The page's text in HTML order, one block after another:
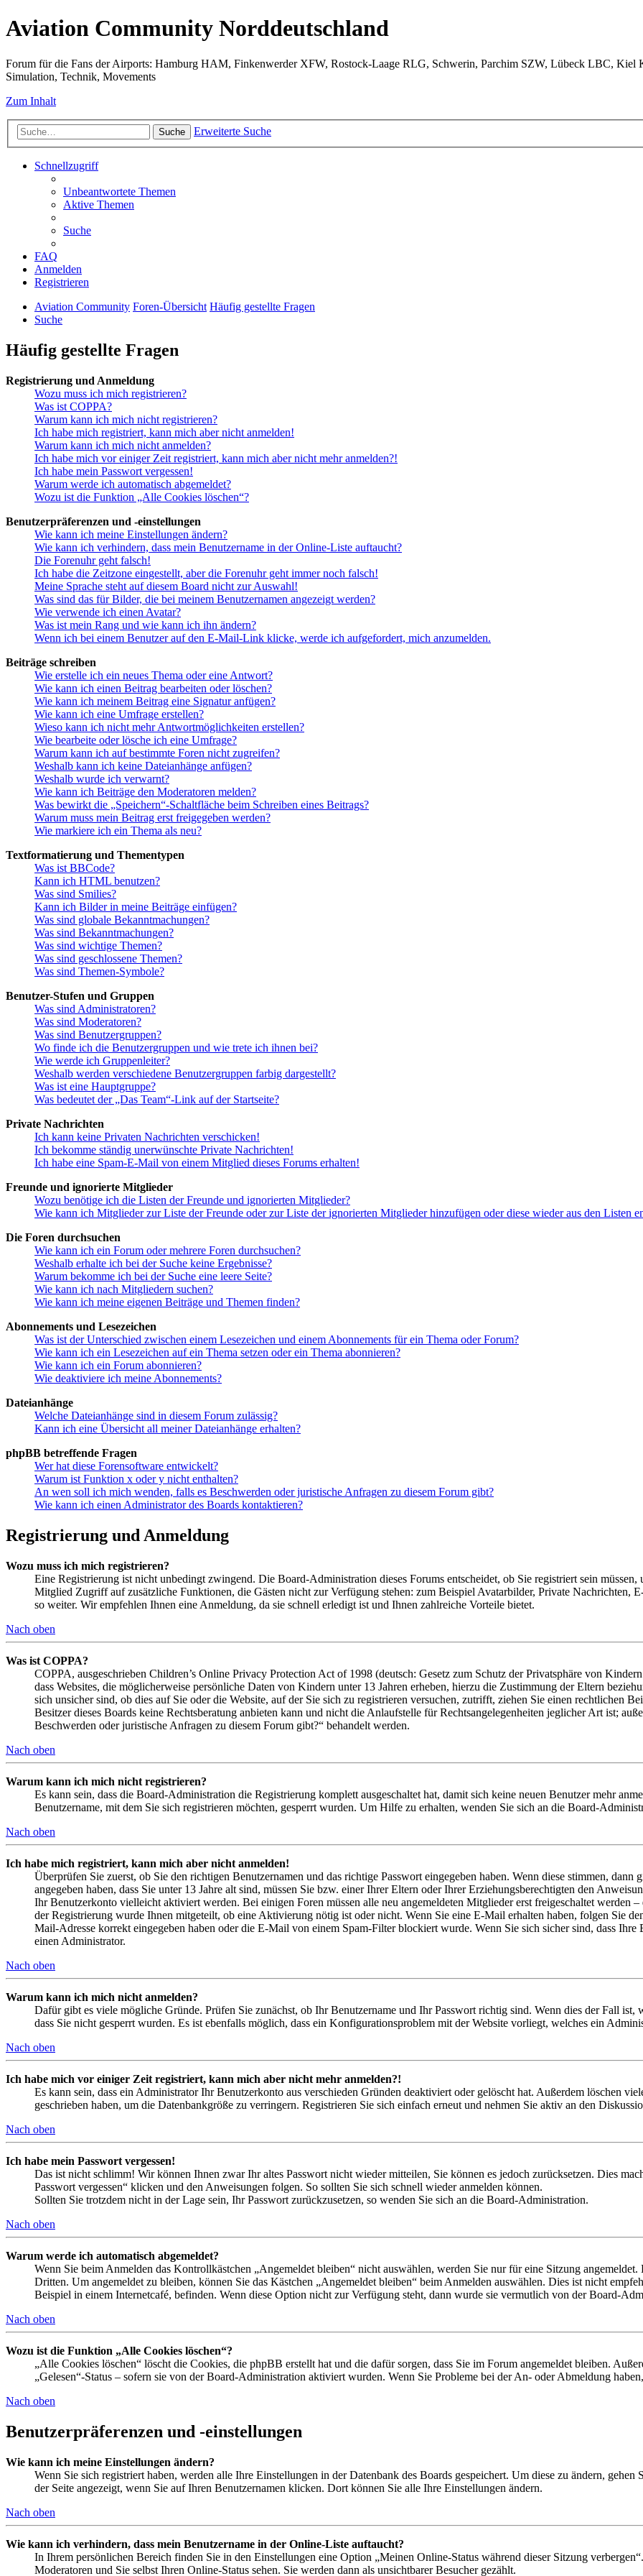
Aviation Community Norddeutschland
Forum für die Fans der Airports: Hamburg HAM, Finkenwerder XFW, Rostock-Laage RLG, Schwerin, Parchim SZW, Lübeck LBC, Kiel
Simulation, Technik, Movements
Zum Inhalt
Suche Erweiterte Suche
Schnellzugriff
Unbeantwortete Themen
Aktive Themen
Suche
FAQ
Anmelden
Registrieren
Aviation Community Foren-Übersicht Häufig gestellte Fragen
Suche
Häufig gestellte Fragen
Registrierung und Anmeldung
Wozu muss ich mich registrieren?
Was ist COPPA?
Warum kann ich mich nicht registrieren?
Ich habe mich registriert, kann mich aber nicht anmelden!
Warum kann ich mich nicht anmelden?
Ich habe mich vor einiger Zeit registriert, kann mich aber nicht mehr anmelden?!
Ich habe mein Passwort vergessen!
Warum werde ich automatisch abgemeldet?
Wozu ist die Funktion „Alle Cookies löschen“?
Benutzerpräferenzen und -einstellungen
Wie kann ich meine Einstellungen ändern?
Wie kann ich verhindern, dass mein Benutzername in der Online-Liste auftaucht?
Die Forenuhr geht falsch!
Ich habe die Zeitzone eingestellt, aber die Forenuhr geht immer noch falsch!
Meine Sprache steht auf diesem Board nicht zur Auswahl!
Was sind das für Bilder, die bei meinem Benutzernamen angezeigt werden?
Wie verwende ich einen Avatar?
Was ist mein Rang und wie kann ich ihn ändern?
Wenn ich bei einem Benutzer auf den E-Mail-Link klicke, werde ich aufgefordert, mich anzumelden.
Beiträge schreiben
Wie erstelle ich ein neues Thema oder eine Antwort?
Wie kann ich einen Beitrag bearbeiten oder löschen?
Wie kann ich meinem Beitrag eine Signatur anfügen?
Wie kann ich eine Umfrage erstellen?
Wieso kann ich nicht mehr Antwortmöglichkeiten erstellen?
Wie bearbeite oder lösche ich eine Umfrage?
Warum kann ich auf bestimmte Foren nicht zugreifen?
Weshalb kann ich keine Dateianhänge anfügen?
Weshalb wurde ich verwarnt?
Wie kann ich Beiträge den Moderatoren melden?
Was bewirkt die „Speichern“-Schaltfläche beim Schreiben eines Beitrags?
Warum muss mein Beitrag erst freigegeben werden?
Wie markiere ich ein Thema als neu?
Textformatierung und Thementypen
Was ist BBCode?
Kann ich HTML benutzen?
Was sind Smilies?
Kann ich Bilder in meine Beiträge einfügen?
Was sind globale Bekanntmachungen?
Was sind Bekanntmachungen?
Was sind wichtige Themen?
Was sind geschlossene Themen?
Was sind Themen-Symbole?
Benutzer-Stufen und Gruppen
Was sind Administratoren?
Was sind Moderatoren?
Was sind Benutzergruppen?
Wo finde ich die Benutzergruppen und wie trete ich ihnen bei?
Wie werde ich Gruppenleiter?
Weshalb werden verschiedene Benutzergruppen farbig dargestellt?
Was ist eine Hauptgruppe?
Was bedeutet der „Das Team“-Link auf der Startseite?
Private Nachrichten
Ich kann keine Privaten Nachrichten verschicken!
Ich bekomme ständig unerwünschte Private Nachrichten!
Ich habe eine Spam-E-Mail von einem Mitglied dieses Forums erhalten!
Freunde und ignorierte Mitglieder
Wozu benötige ich die Listen der Freunde und ignorierten Mitglieder?
Wie kann ich Mitglieder zur Liste der Freunde oder zur Liste der ignorierten Mitglieder hinzufügen oder diese wieder aus den Listen
Die Foren durchsuchen
Wie kann ich ein Forum oder mehrere Foren durchsuchen?
Weshalb erhalte ich bei der Suche keine Ergebnisse?
Warum bekomme ich bei der Suche eine leere Seite?
Wie kann ich nach Mitgliedern suchen?
Wie kann ich meine eigenen Beiträge und Themen finden?
Abonnements und Lesezeichen
Was ist der Unterschied zwischen einem Lesezeichen und einem Abonnements für ein Thema oder Forum?
Wie kann ich ein Lesezeichen auf ein Thema setzen oder ein Thema abonnieren?
Wie kann ich ein Forum abonnieren?
Wie deaktiviere ich meine Abonnements?
Dateianhänge
Welche Dateianhänge sind in diesem Forum zulässig?
Kann ich eine Übersicht all meiner Dateianhänge erhalten?
phpBB betreffende Fragen
Wer hat diese Forensoftware entwickelt?
Warum ist Funktion x oder y nicht enthalten?
An wen soll ich mich wenden, falls es Beschwerden oder juristische Anfragen zu diesem Forum gibt?
Wie kann ich einen Administrator des Boards kontaktieren?
Registrierung und Anmeldung
Wozu muss ich mich registrieren?
Eine Registrierung ist nicht unbedingt zwingend. Die Board-Administration dieses Forums entscheidet, ob Sie registriert sein
Mitglied Zugriff auf zusätzliche Funktionen, die Gästen nicht zur Verfügung stehen: zum Beispiel Avatarbilder, Private Nachrichten,
so weiter. Wir empfehlen Ihnen eine Anmeldung, da sie schnell erledigt ist und Ihnen zahlreiche Vorteile bietet.
Nach oben
Was ist COPPA?
COPPA, ausgeschrieben Children’s Online Privacy Protection Act of 1998 (deutsch: Gesetz zum Schutz der Privatsphäre von
dass Websites, die möglicherweise persönliche Daten von Kindern unter 13 Jahren erheben, hierzu die Zustimmung der Eltern
sich unsicher sind, ob dies auf Sie oder die Website, auf der Sie sich zu registrieren versuchen, zutrifft, ziehen Sie einen rechtlichen
Besitzer dieses Boards keine Rechtsberatung anbieten kann und nicht die Anlaufstelle für Rechtsangelegenheiten jeglicher Art ist;
Beschwerden oder juristische Anfragen zu diesem Forum gibt?“ behandelt werden.
Nach oben
Warum kann ich mich nicht registrieren?
Es kann sein, dass die Board-Administration die Registrierung komplett ausgeschaltet hat, damit sich keine neuen Benutzer mehr
Benutzername, mit dem Sie sich registrieren möchten, gesperrt wurden. Um Hilfe zu erhalten, wenden Sie sich an die Board-
Nach oben
Ich habe mich registriert, kann mich aber nicht anmelden!
Überprüfen Sie zuerst, ob Sie den richtigen Benutzernamen und das richtige Passwort eingegeben haben. Wenn diese stimmen, dann
angegeben haben, dass Sie unter 13 Jahre alt sind, müssen Sie bzw. einer Ihrer Eltern oder Ihrer Erziehungsberechtigten den
Ihr Benutzerkonto vielleicht aktiviert werden. Bei einigen Foren müssen alle neu angemeldeten Mitglieder erst freigeschaltet werden
der Registrierung wurde Ihnen mitgeteilt, ob eine Aktivierung nötig ist oder nicht. Wenn Sie eine E-Mail erhalten haben, folgen Sie
Mail-Adresse korrekt eingegeben haben oder die E-Mail von einem Spam-Filter blockiert wurde. Wenn Sie sich sicher sind, dass
einen Administrator.
Nach oben
Warum kann ich mich nicht anmelden?
Dafür gibt es viele mögliche Gründe. Prüfen Sie zunächst, ob Ihr Benutzername und Ihr Passwort richtig sind. Wenn dies der Fall ist,
dass Sie nicht gesperrt wurden. Es ist ebenfalls möglich, dass ein Konfigurationsproblem mit der Website vorliegt, welches ein
Nach oben
Ich habe mich vor einiger Zeit registriert, kann mich aber nicht mehr anmelden?!
Es kann sein, dass ein Administrator Ihr Benutzerkonto aus verschieden Gründen deaktiviert oder gelöscht hat. Außerdem löschen
geschrieben haben, um die Datenbankgröße zu verringern. Registrieren Sie sich einfach erneut und nehmen Sie aktiv an den
Nach oben
Ich habe mein Passwort vergessen!
Das ist nicht schlimm! Wir können Ihnen zwar Ihr altes Passwort nicht wieder mitteilen, Sie können es jedoch zurücksetzen. Dies
Passwort vergessen“ klicken und den Anweisungen folgen. So sollten Sie sich schnell wieder anmelden können.
Sollten Sie trotzdem nicht in der Lage sein, Ihr Passwort zurückzusetzen, so wenden Sie sich an die Board-Administration.
Nach oben
Warum werde ich automatisch abgemeldet?
Wenn Sie beim Anmelden das Kontrollkästchen „Angemeldet bleiben“ nicht auswählen, werden Sie nur für eine Sitzung
Dritten. Um angemeldet zu bleiben, können Sie das Kästchen „Angemeldet bleiben“ beim Anmelden auswählen. Dies ist nicht
Beispiel in einem Internetcafé, befinden. Wenn diese Option nicht zur Verfügung steht, dann wurde sie vermutlich von der Board-
Nach oben
Wozu ist die Funktion „Alle Cookies löschen“?
„Alle Cookies löschen“ löscht die Cookies, die phpBB erstellt hat und die dafür sorgen, dass Sie im Forum angemeldet bleiben.
„Gelesen“-Status – sofern sie von der Board-Administration aktiviert wurden. Wenn Sie Probleme bei der An- oder Abmeldung
Nach oben
Benutzerpräferenzen und -einstellungen
Wie kann ich meine Einstellungen ändern?
Wenn Sie sich registriert haben, werden alle Ihre Einstellungen in der Datenbank des Boards gespeichert. Um diese zu ändern,
der Seite angezeigt, wenn Sie auf Ihren Benutzernamen klicken. Dort können Sie alle Ihre Einstellungen ändern.
Nach oben
Wie kann ich verhindern, dass mein Benutzername in der Online-Liste auftaucht?
In Ihrem persönlichen Bereich finden Sie in den Einstellungen eine Option „Meinen Online-Status während dieser Sitzung
Moderatoren und Sie selbst Ihren Online-Status sehen. Sie werden dann als unsichtbarer Besucher gezählt.